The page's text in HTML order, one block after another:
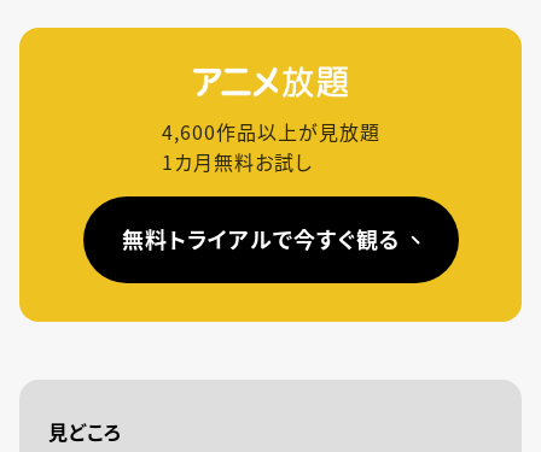
4,600作品以上が見放題
1カ月無料お試し
無料トライアルで今すぐ観る
見どころ